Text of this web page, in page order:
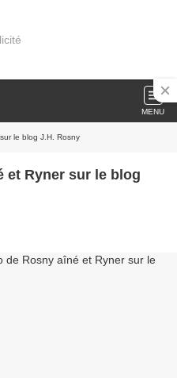
MENU
le blog J.H. Rosny
et Ryner sur le blog